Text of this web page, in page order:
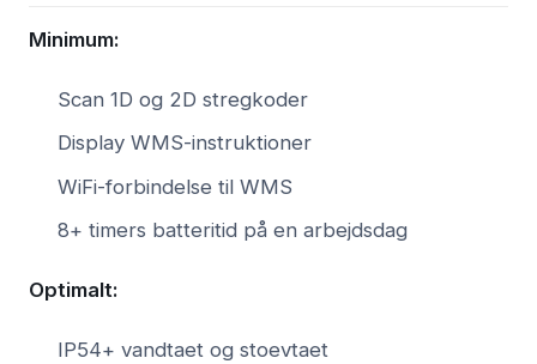
Minimum:
Scan 1D og 2D stregkoder
Display WMS-instruktioner
WiFi-forbindelse til WMS
8+ timers batteritid på en arbejdsdag
Optimalt:
IP54+ vandtaet og stoevtaet